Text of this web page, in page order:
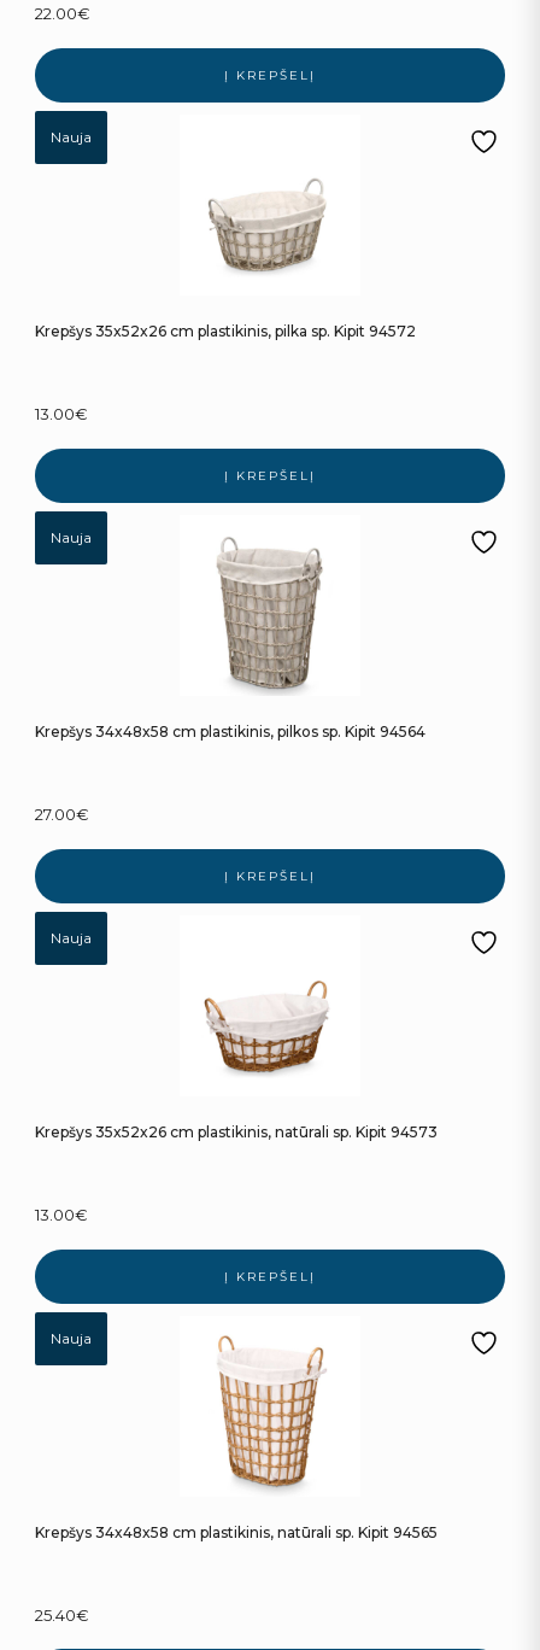
22.00€
Į KREPŠELĮ
Nauja
Krepšys 35x52x26 cm plastikinis, pilka sp. Kipit 94572
13.00€
Į KREPŠELĮ
Nauja
Krepšys 34x48x58 cm plastikinis, pilkos sp. Kipit 94564
27.00€
Į KREPŠELĮ
Nauja
Krepšys 35x52x26 cm plastikinis, natūrali sp. Kipit 94573
13.00€
Į KREPŠELĮ
Nauja
Krepšys 34x48x58 cm plastikinis, natūrali sp. Kipit 94565
25.40€